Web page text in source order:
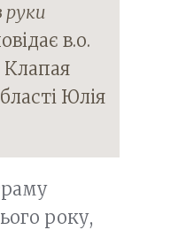
руки
в.о.
Клапая
Юлія
року,